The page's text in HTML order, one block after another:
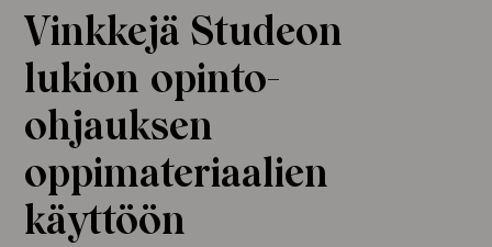
Ominaisuudet
Tapahtumakalenteri
Webinaari­tallenteet
Yhteisö
Suosittelut
Ohjekeskus
Ohjevideot
Oppikirjailijat
Vinkkejä Studeon
lukion opinto-
ohjauksen
oppimateriaalien
käyttöön